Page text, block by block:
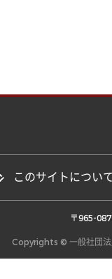
このサイトについて
〒965-
Copyrights © 一般社団